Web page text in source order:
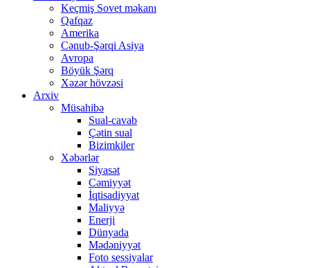
Keçmiş Sovet məkanı
Qafqaz
Amerika
Cənub-Şərqi Asiya
Avropa
Böyük Şərq
Xəzər hövzəsi
Arxiv
Müsahibə
Sual-cavab
Çətin sual
Bizimkiler
Xəbərlər
Siyasət
Cəmiyyət
İqtisadiyyat
Maliyyə
Enerji
Dünyada
Mədəniyyət
Foto sessiyalar